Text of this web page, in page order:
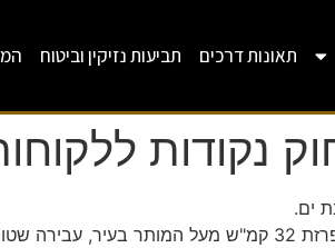
תאונות דרכים תביעות נזיקין וביטוח
נקודות
ים.
1,500 ש"ח.